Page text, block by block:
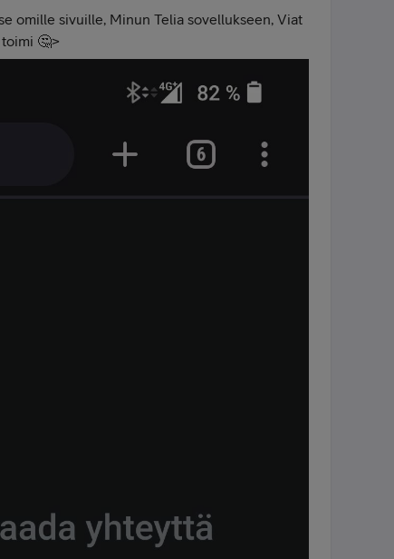
omille sivuille, Minun Telia sovellukseen, Viat
🤔>